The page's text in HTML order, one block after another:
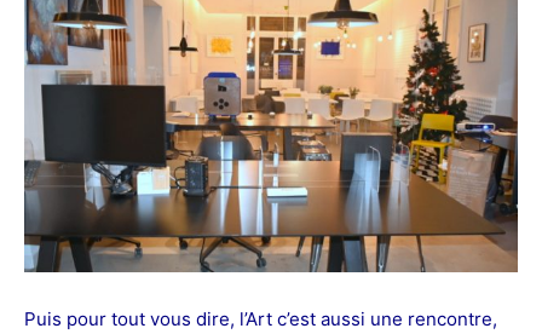
Puis pour tout vous dire, l’Art c’est aussi une rencontre,